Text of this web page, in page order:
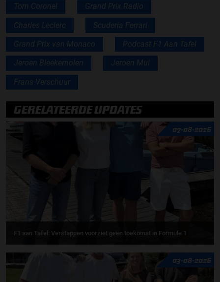
Tom Coronel Grand Prix Radio
Charles Leclerc Scuderia Ferrari
Grand Prix van Monaco Podcast F1 Aan Tafel
Jeroen Bleekemolen Jeroen Mul
Frans Verschuur
GERELATEERDE UPDATES
07-08-2026
F1 aan Tafel: Verstappen voorziet geen toekomst in Formule 1
03-08-2026